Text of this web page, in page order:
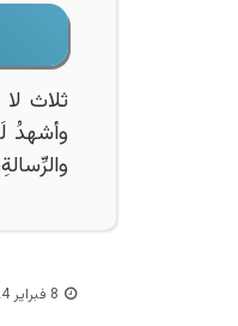
ثلاث لا
وأشهدُ
8 فبراير 2024